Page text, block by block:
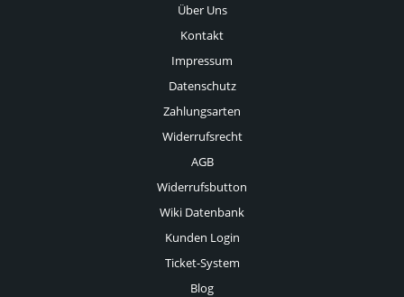
Über Uns
Kontakt
Impressum
Datenschutz
Zahlungsarten
Widerrufsrecht
AGB
Widerrufsbutton
Wiki Datenbank
Kunden Login
Ticket-System
Blog